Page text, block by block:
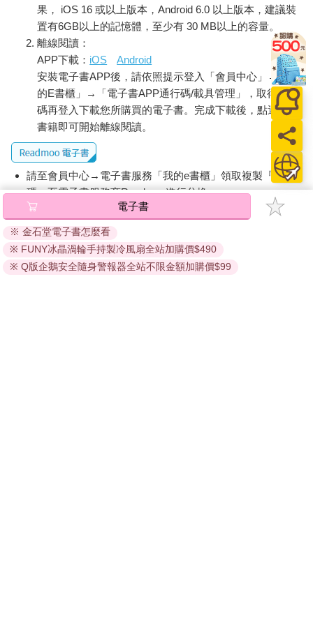
果， iOS 16 或以上版本，Android 6.0 以上版本，建議裝
置有6GB以上的記憶體，至少有 30 MB以上的容量。
離線閱讀：
APP下載： iOS
Android
安裝電子書APP後，請依照提示登入「會員中心」→「我
的E書櫃」→「電子書APP通行碼/載具管理」，取得通行
碼再登入下載您所購買的電子書。完成下載後，點選任一
書籍即可開始離線閱讀。
請至會員中心→電子書服務「我的e書櫃」領取複製『兌換
碼』至電子書服務商Readmoo進行兌換。
退換貨須知：
因版權保護，您在金石堂所購買的電子書僅能以金石堂專屬
的閱讀軟體開啟閱讀，無法以其他閱讀器或直接下載檔案。
依據「消費者保護法」第19條及行政院消費者保護處公告之
電子書
※ 金石堂電子書怎麼看
※ FUNY冰晶渦輪手持製冷風扇全站加購價$490
※ Q版企鵝安全隨身警報器全站不限金額加購價$99